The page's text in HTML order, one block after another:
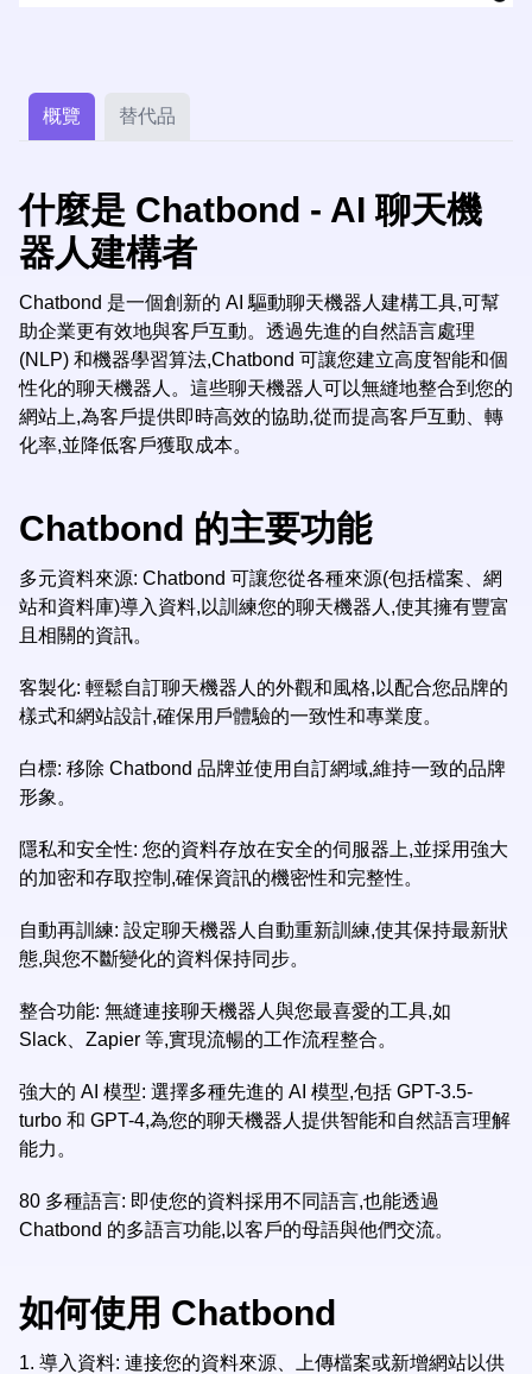
概覽 替代品
什麼是 Chatbond - AI 聊天機
器人建構者
Chatbond 是一個創新的 AI 驅動聊天機器人建構工具,可幫
助企業更有效地與客戶互動。透過先進的自然語言處理
(NLP) 和機器學習算法,Chatbond 可讓您建立高度智能和個
性化的聊天機器人。這些聊天機器人可以無縫地整合到您的
網站上,為客戶提供即時高效的協助,從而提高客戶互動、轉
化率,並降低客戶獲取成本。
Chatbond 的主要功能
多元資料來源: Chatbond 可讓您從各種來源(包括檔案、網
站和資料庫)導入資料,以訓練您的聊天機器人,使其擁有豐富
且相關的資訊。
客製化: 輕鬆自訂聊天機器人的外觀和風格,以配合您品牌的
樣式和網站設計,確保用戶體驗的一致性和專業度。
白標: 移除 Chatbond 品牌並使用自訂網域,維持一致的品牌
形象。
隱私和安全性: 您的資料存放在安全的伺服器上,並採用強大
的加密和存取控制,確保資訊的機密性和完整性。
自動再訓練: 設定聊天機器人自動重新訓練,使其保持最新狀
態,與您不斷變化的資料保持同步。
整合功能: 無縫連接聊天機器人與您最喜愛的工具,如
Slack、Zapier 等,實現流暢的工作流程整合。
強大的 AI 模型: 選擇多種先進的 AI 模型,包括 GPT-3.5-
turbo 和 GPT-4,為您的聊天機器人提供智能和自然語言理解
能力。
80 多種語言: 即使您的資料採用不同語言,也能透過
Chatbond 的多語言功能,以客戶的母語與他們交流。
如何使用 Chatbond
1. 導入資料: 連接您的資料來源、上傳檔案或新增網站以供